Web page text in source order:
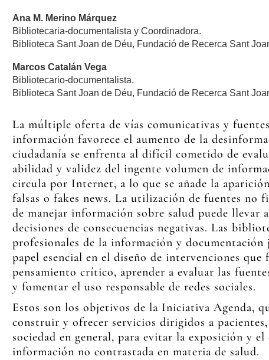
Ana M. Merino Márquez
Bibliotecaria-documentalista y Coordinadora.
Biblioteca Sant Joan de Déu, Fundació de Recerca Sant
Marcos Catalán Vega
Bibliotecario-documentalista.
Biblioteca Sant Joan de Déu, Fundació de Recerca Sant
La múltiple oferta de vías comunicativas y
información favorece el aumento de la
ciudadanía se enfrenta al difícil cometido de
abilidad y validez del ingente volumen de
circula por Internet, a lo que se añade la
falsas o fakes news. La utilización de fuentes no
de manejar información sobre salud puede llevar
decisiones de consecuencias negativas. Las
profesionales de la información y documentación
papel esencial en el diseño de intervenciones que
pensamiento crítico, aprender a evaluar las
y fomentar el uso responsable de redes sociales.
Estos son los objetivos de la Iniciativa Agenda,
construir y ofrecer servicios dirigidos a
sociedad en general, para evitar la exposición y el
información no contrastada en materia de salud.